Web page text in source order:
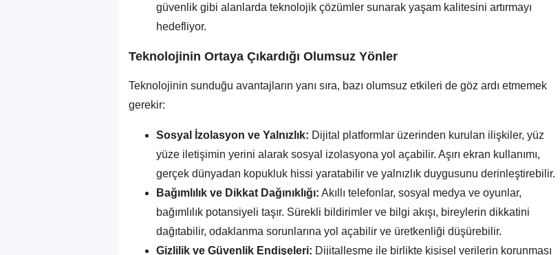
güvenlik gibi alanlarda teknolojik çözümler sunarak yaşam kalitesini artırmayı
hedefliyor.
Teknolojinin Ortaya Çıkardığı Olumsuz Yönler
Teknolojinin sunduğu avantajların yanı sıra, bazı olumsuz etkileri de göz ardı etmemek
gerekir:
Sosyal İzolasyon ve Yalnızlık: Dijital platformlar üzerinden kurulan ilişkiler, yüz
yüze iletişimin yerini alarak sosyal izolasyona yol açabilir. Aşırı ekran kullanımı,
gerçek dünyadan kopukluk hissi yaratabilir ve yalnızlık duygusunu derinleştirebilir.
Bağımlılık ve Dikkat Dağınıklığı: Akıllı telefonlar, sosyal medya ve oyunlar,
bağımlılık potansiyeli taşır. Sürekli bildirimler ve bilgi akışı, bireylerin dikkatini
dağıtabilir, odaklanma sorunlarına yol açabilir ve üretkenliği düşürebilir.
Gizlilik ve Güvenlik Endişeleri: Dijitalleşme ile birlikte kişisel verilerin korunması